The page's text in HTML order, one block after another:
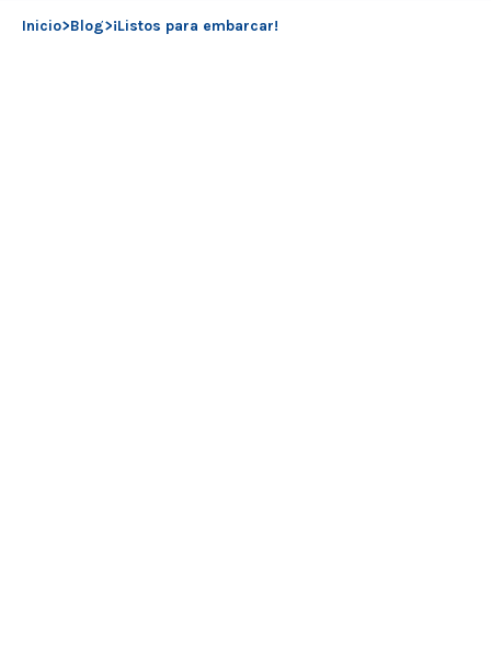
Inicio>Blog>¡Listos para embarcar!